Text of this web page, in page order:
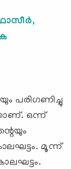
പരിഗണിച്ചു
ഒന്ന്‌
മൂന്ന്‌